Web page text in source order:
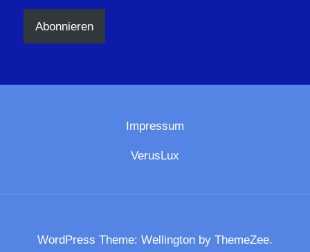
Adresse
Abonnieren
Impressum
VerusLux
WordPress Theme: Wellington by ThemeZee.